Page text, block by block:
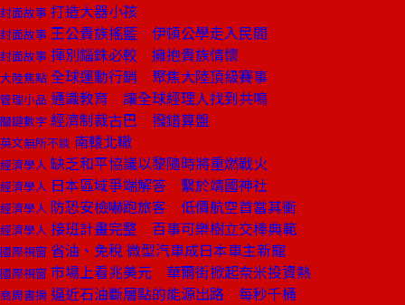
封面故事 打造大器小孩
封面故事 王公貴族搖籃 伊頓公學走入民間
封面故事 揮別錙銖必較 擁抱貴族情懷
大陸焦點 全球運動行銷 聚焦大陸頂級賽事
管理小品 通識教育 讓全球經理人找到共鳴
關鍵數字 經濟制裁古巴 撥錯算盤
英文無所不談 南轅北轍
經濟學人 缺乏和平協議以黎隨時將重燃戰火
經濟學人 日本區域爭端解答 繫於靖國神社
經濟學人 防恐安檢嚇跑旅客 低價航空首當其衝
經濟學人 接班計畫完整 百事可樂樹立交棒典範
國際視窗 省油、免稅 微型汽車成日本車主新寵
國際視窗 市場上看兆美元 華爾街掀起奈米投資熱
商周書摘 逼近石油斷層點的能源出路 每秒千桶